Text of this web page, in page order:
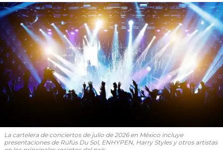
La cartelera de conciertos de julio de 2026 en México incluye
presentaciones de Rüfüs Du Sol, ENHYPEN, Harry Styles y otros artistas